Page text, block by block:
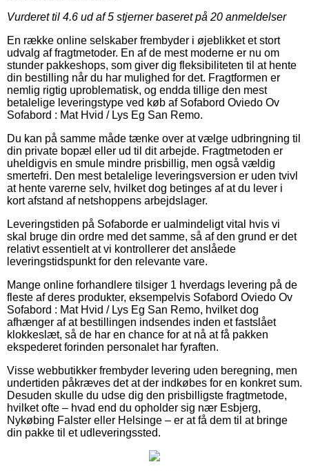
Vurderet til 4.6 ud af 5 stjerner baseret på 20 anmeldelser
En række online selskaber frembyder i øjeblikket et stort
udvalg af fragtmetoder. En af de mest moderne er nu om
stunder pakkeshops, som giver dig fleksibiliteten til at hente
din bestilling når du har mulighed for det. Fragtformen er
nemlig rigtig uproblematisk, og endda tillige den mest
betalelige leveringstype ved køb af Sofabord Oviedo Ov
Sofabord : Mat Hvid / Lys Eg San Remo.
Du kan på samme måde tænke over at vælge udbringning til
din private bopæl eller ud til dit arbejde. Fragtmetoden er
uheldigvis en smule mindre prisbillig, men også vældig
smertefri. Den mest betalelige leveringsversion er uden tvivl
at hente varerne selv, hvilket dog betinges af at du lever i
kort afstand af netshoppens arbejdslager.
Leveringstiden på Sofaborde er ualmindeligt vital hvis vi
skal bruge din ordre med det samme, så af den grund er det
relativt essentielt at vi kontrollerer det anslåede
leveringstidspunkt for den relevante vare.
Mange online forhandlere tilsiger 1 hverdags levering på de
fleste af deres produkter, eksempelvis Sofabord Oviedo Ov
Sofabord : Mat Hvid / Lys Eg San Remo, hvilket dog
afhænger af at bestillingen indsendes inden et fastslået
klokkeslæt, så de har en chance for at nå at få pakken
ekspederet forinden personalet har fyraften.
Visse webbutikker frembyder levering uden beregning, men
undertiden påkræves det at der indkøbes for en konkret sum.
Desuden skulle du udse dig den prisbilligste fragtmetode,
hvilket ofte – hvad end du opholder sig nær Esbjerg,
Nykøbing Falster eller Helsinge – er at få dem til at bringe
din pakke til et udleveringssted.